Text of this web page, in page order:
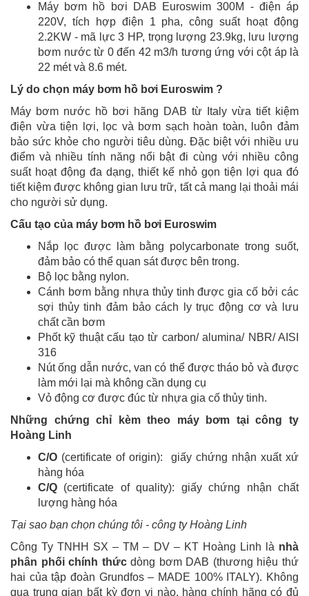
Máy bơm hồ bơi DAB Euroswim 300M - điện áp
220V, tích hợp điện 1 pha, công suất hoạt động
2.2KW - mã lực 3 HP, trọng lượng 23.9kg, lưu lượng
bơm nước từ 0 đến 42 m3/h tương ứng với cột áp là
22 mét và 8.6 mét.
Lý do chọn máy bơm hồ bơi Euroswim ?
Máy bơm nước hồ bơi hãng DAB từ Italy vừa tiết kiệm
điện vừa tiện lợi, lọc và bơm sạch hoàn toàn, luôn đảm
bảo sức khỏe cho người tiêu dùng. Đặc biệt với nhiều ưu
điểm và nhiều tính năng nổi bật đi cùng với nhiều công
suất hoạt động đa dạng, thiết kế nhỏ gọn tiện lợi qua đó
tiết kiệm được không gian lưu trữ, tất cả mang lại thoải mái
cho người sử dụng.
Cấu tạo của máy bơm hồ bơi Euroswim
Nắp lọc được làm bằng polycarbonate trong suốt,
đảm bảo có thể quan sát được bên trong.
Bộ lọc bằng nylon.
Cánh bơm bằng nhựa thủy tinh được gia cố bởi các
sợi thủy tinh đảm bảo cách ly trục động cơ và lưu
chất cần bơm
Phốt kỹ thuật cấu tạo từ carbon/ alumina/ NBR/ AISI
316
Nút ống dẫn nước, van có thể được tháo bỏ và được
làm mới lại mà không cần dụng cụ
Vỏ động cơ được đúc từ nhựa gia cố thủy tinh.
Những chứng chỉ kèm theo máy bơm tại công ty
Hoàng Linh
C/O (certificate of origin): giấy chứng nhận xuất xứ
hàng hóa
C/Q (certificate of quality): giấy chứng nhận chất
lượng hàng hóa
Tại sao bạn chọn chúng tôi - công ty Hoàng Linh
Công Ty TNHH SX – TM – DV – KT Hoàng Linh là nhà
phân phối chính thứcdòng bơm DAB (thương hiệu thứ
hai của tập đoàn Grundfos – MADE 100% ITALY). Không
qua trung gian bất kỳ đơn vị nào, hàng chính hãng có đủ